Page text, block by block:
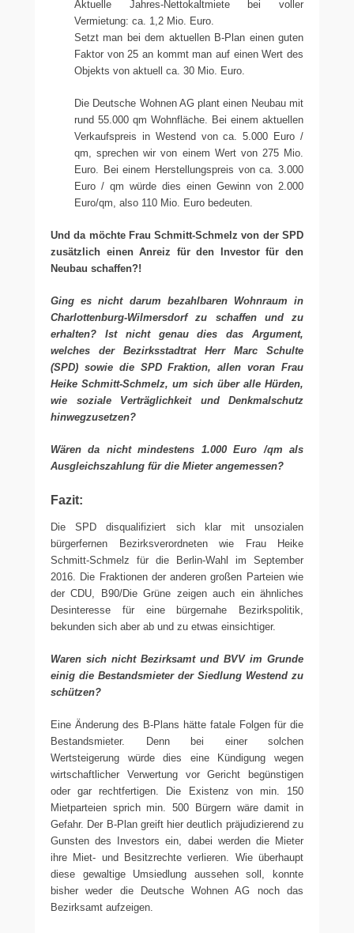
Aktuelle Jahres-Nettokaltmiete bei voller
Vermietung: ca. 1,2 Mio. Euro.
Setzt man bei dem aktuellen B-Plan einen guten
Faktor von 25 an kommt man auf einen Wert des
Objekts von aktuell ca. 30 Mio. Euro.
Die Deutsche Wohnen AG plant einen Neubau mit
rund 55.000 qm Wohnfläche. Bei einem aktuellen
Verkaufspreis in Westend von ca. 5.000 Euro /
qm, sprechen wir von einem Wert von 275 Mio.
Euro. Bei einem Herstellungspreis von ca. 3.000
Euro / qm würde dies einen Gewinn von 2.000
Euro/qm, also 110 Mio. Euro bedeuten.
Und da möchte Frau Schmitt-Schmelz von der SPD
zusätzlich einen Anreiz für den Investor für den
Neubau schaffen?!
Ging es nicht darum bezahlbaren Wohnraum in
Charlottenburg-Wilmersdorf zu schaffen und zu
erhalten? Ist nicht genau dies das Argument,
welches der Bezirksstadtrat Herr Marc Schulte
(SPD) sowie die SPD Fraktion, allen voran Frau
Heike Schmitt-Schmelz, um sich über alle Hürden,
wie soziale Verträglichkeit und Denkmalschutz
hinwegzusetzen?
Wären da nicht mindestens 1.000 Euro /qm als
Ausgleichszahlung für die Mieter angemessen?
Fazit:
Die SPD disqualifiziert sich klar mit unsozialen
bürgerfernen Bezirksverordneten wie Frau Heike
Schmitt-Schmelz für die Berlin-Wahl im September
2016. Die Fraktionen der anderen großen Parteien wie
der CDU, B90/Die Grüne zeigen auch ein ähnliches
Desinteresse für eine bürgernahe Bezirkspolitik,
bekunden sich aber ab und zu etwas einsichtiger.
Waren sich nicht Bezirksamt und BVV im Grunde
einig die Bestandsmieter der Siedlung Westend zu
schützen?
Eine Änderung des B-Plans hätte fatale Folgen für die
Bestandsmieter. Denn bei einer solchen
Wertsteigerung würde dies eine Kündigung wegen
wirtschaftlicher Verwertung vor Gericht begünstigen
oder gar rechtfertigen. Die Existenz von min. 150
Mietparteien sprich min. 500 Bürgern wäre damit in
Gefahr. Der B-Plan greift hier deutlich präjudizierend zu
Gunsten des Investors ein, dabei werden die Mieter
ihre Miet- und Besitzrechte verlieren. Wie überhaupt
diese gewaltige Umsiedlung aussehen soll, konnte
bisher weder die Deutsche Wohnen AG noch das
Bezirksamt aufzeigen.